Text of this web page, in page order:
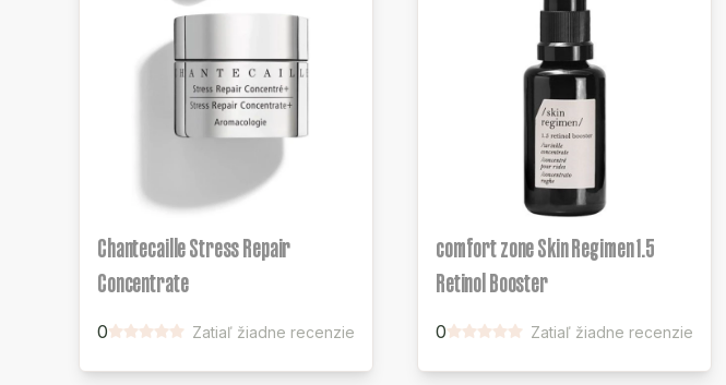
Chantecaille Stress Repair
Concentrate
0 Zatiaľ žiadne recenzie
comfort zone Skin Regimen 1.5
Retinol Booster
0 Zatiaľ žiadne recenzie